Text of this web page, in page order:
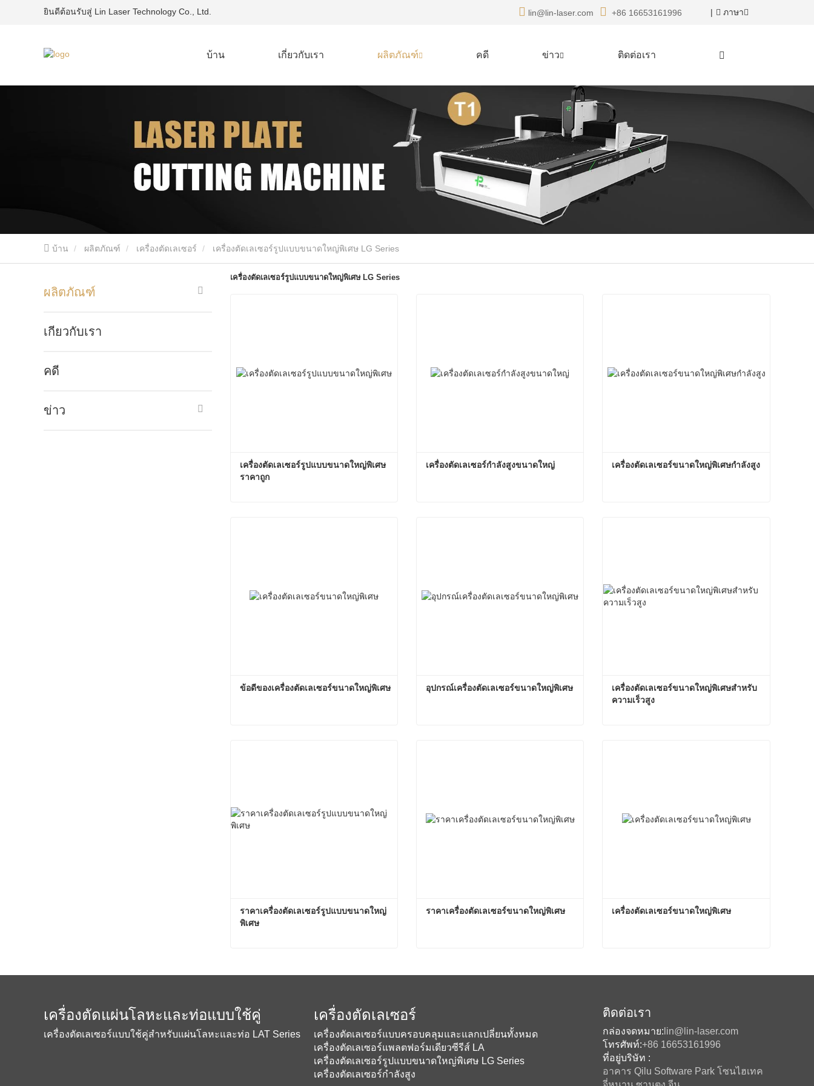
ยินดีต้อนรับสู่ Lin Laser Technology Co., Ltd. lin@lin-laser.com +86 16653161996 | ภาษา
บ้าน เกี่ยวกับเรา ผลิตภัณฑ์ คดี ข่าว ติดต่อเรา
บ้าน ผลิตภัณฑ์ เครื่องตัดเลเซอร์ เครื่องตัดเลเซอร์รูปแบบขนาดใหญ่พิเศษ LG Series
ผลิตภัณฑ์
เกี่ยวกับเรา
คดี
ข่าว
เครื่องตัดเลเซอร์รูปแบบขนาดใหญ่พิเศษ LG Series
เครื่องตัดเลเซอร์รูปแบบขนาดใหญ่พิเศษ
ราคาถูก
เครื่องตัดเลเซอร์กำลังสูงขนาดใหญ่ เครื่องตัดเลเซอร์ขนาดใหญ่พิเศษกําลังสูง
ข้อดีของเครื่องตัดเลเซอร์ขนาดใหญ่พิเศษ อุปกรณ์เครื่องตัดเลเซอร์ขนาดใหญ่พิเศษ
เครื่องตัดเลเซอร์ขนาดใหญ่พิเศษสำหรับ
ความเร็วสูง
ราคาเครื่องตัดเลเซอร์รูปแบบขนาดใหญ่
พิเศษ
ติดต่อตอนนี้
ราคาเครื่องตัดเลเซอร์ขนาดใหญ่พิเศษ
ติดต่อตอนนี้
เครื่องตัดเลเซอร์ขนาดใหญ่พิเศษ
ติดต่อตอนนี้
เครื่องตัดแผ่นโลหะและท่อแบบใช้คู่
เครื่องตัดเลเซอร์แบบใช้คู่สำหรับแผ่นโลหะและท่อ LAT Series
เครื่องตัดเลเซอร์
เครื่องตัดเลเซอร์แบบครอบคลุมและแลกเปลี่ยนทั้งหมด
เครื่องตัดเลเซอร์แพลตฟอร์มเดียวซีรีส์ LA
เครื่องตัดเลเซอร์รูปแบบขนาดใหญ่พิเศษ LG Series
เครื่องตัดเลเซอร์กำลังสูง
ติดต่อเรา
กล่องจดหมาย: lin@lin-laser.com
โทรศัพท์:+86 16653161996
ที่อยู่บริษัท :
อาคาร Qilu Software Park โซนไฮเทค